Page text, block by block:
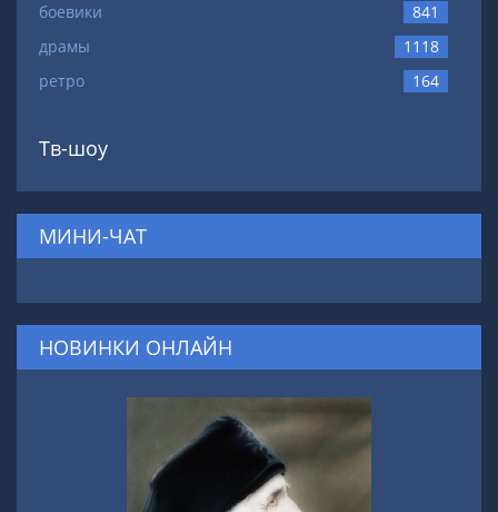
боевики
841
драмы
1118
ретро
164
Тв-шоу
МИНИ-ЧАТ
НОВИНКИ ОНЛАЙН